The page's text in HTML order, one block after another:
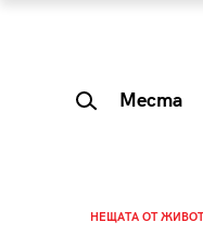
Места
НЕЩАТА ОТ